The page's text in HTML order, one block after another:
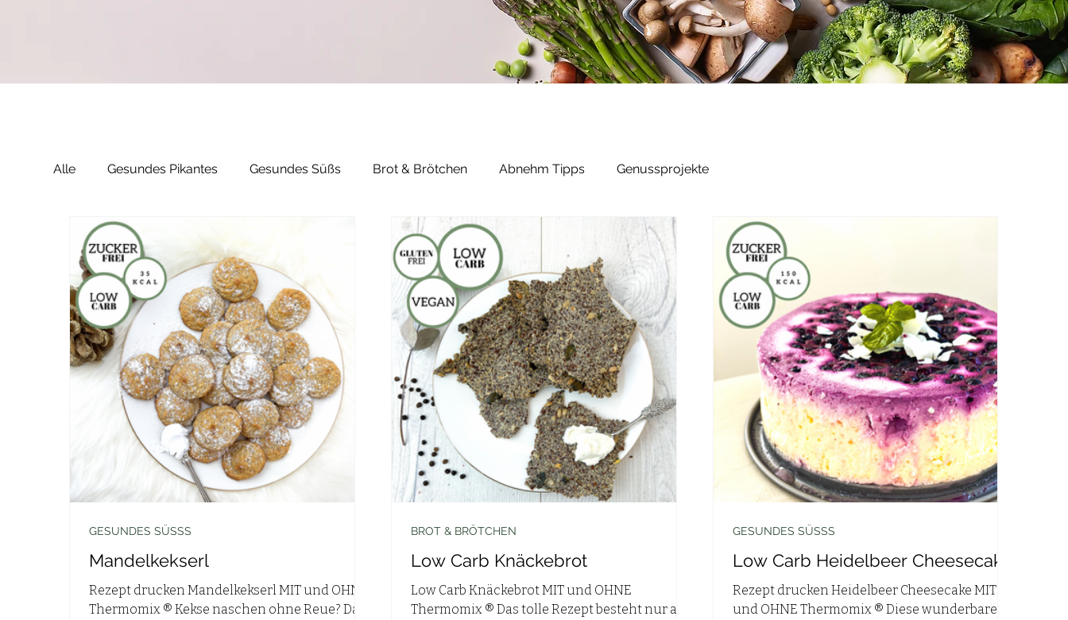
Alle Gesundes Pikantes Gesundes Süßs Brot & Brötchen Abnehm Tipps Genussprojekte
Mandelkekserl
Rezept drucken Mandelkekserl MIT und OHNE
Thermomix ® Kekse naschen ohne Reue? Das
GESUNDES SÜSSS
Low Carb Knäckebrot
Low Carb Knäckebrot MIT und OHNE
Thermomix ® Das tolle Rezept besteht nur aus
BROT & BRÖTCHEN
Low Carb Heidelbeer Cheesecake
Rezept drucken Heidelbeer Cheesecake MIT
und OHNE Thermomix ® Diese wunderbare
GESUNDES SÜSSS